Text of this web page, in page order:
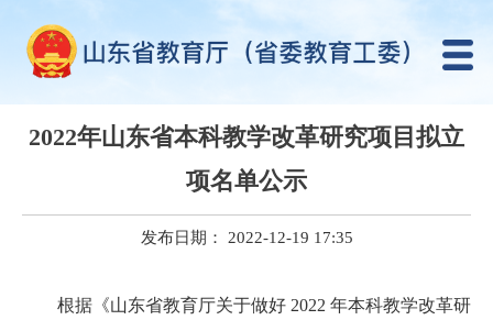
2022年山东省本科教学改革研究项目拟立
项名单公示
发布日期： 2022-12-19 17:35
根据《山东省教育厅关于做好 2022 年本科教学改革研